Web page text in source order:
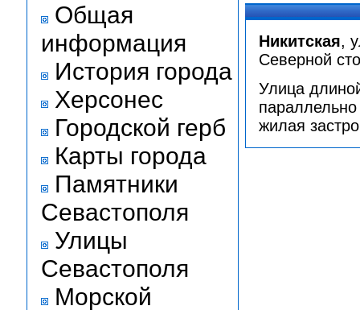
Общая
информация
История города
Херсонес
Городской герб
Карты города
Памятники
Севастополя
Улицы
Севастополя
Морской
Никитская,
Северной
Улица
жилая